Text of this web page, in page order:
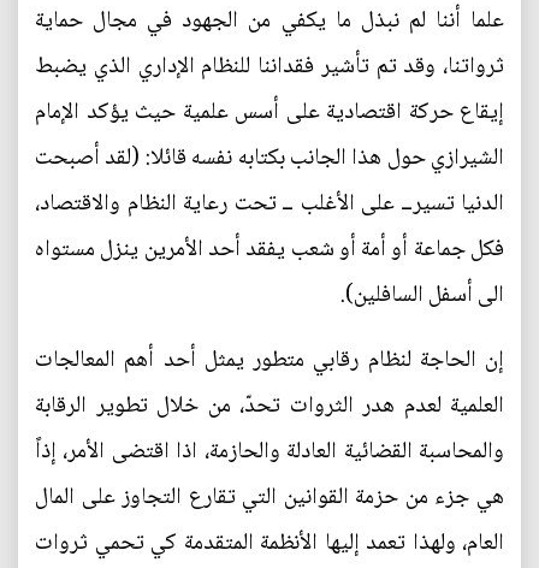
علما أننا لم نبذل ما يكفي من الجهود في مجال حماية
ثرواتنا، وقد تم تأشير فقداننا للنظام الإداري الذي يضبط
إيقاع حركة اقتصادية على أسس علمية حيث يؤكد الإمام
الشيرازي حول هذا الجانب بكتابه نفسه قائلا: (لقد أصبحت
الدنيا تسيرــ على الأغلب ــ تحت رعاية النظام والاقتصاد،
فكل جماعة أو أمة أو شعب يفقد أحد الأمرين ينزل مستواه
الى أسفل السافلين).
إن الحاجة لنظام رقابي متطور يمثل أحد أهم المعالجات
العلمية لعدم هدر الثروات تحدّ، من خلال تطوير الرقابة
والمحاسبة القضائية العادلة والحازمة، اذا اقتضى الأمر، إذاً
هي جزء من حزمة القوانين التي تقارع التجاوز على المال
العام، ولهذا تعمد إليها الأنظمة المتقدمة كي تحمي ثروات